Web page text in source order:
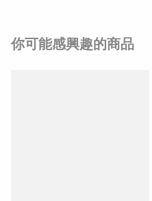
你可能感興趣的商品